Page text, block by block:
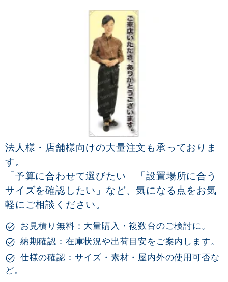
法人様・店舗様向けの大量注文も承っておりま
す。
「予算に合わせて選びたい」「設置場所に合う
サイズを確認したい」など、気になる点をお気
軽にご相談ください。
お見積り無料：大量購入・複数台のご検討に。
納期確認：在庫状況や出荷目安をご案内します。
仕様の確認：サイズ・素材・屋内外の使用可否な
ど。